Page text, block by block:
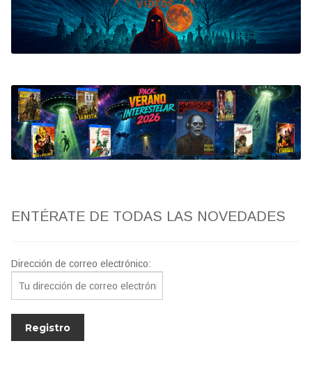
Bluray
Clasificada S
artwork
fantaterror
Jesús Franco
ENTÉRATE DE TODAS LAS NOVEDADES
Dirección de correo electrónico: